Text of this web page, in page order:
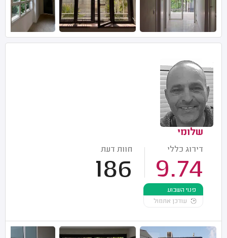
שלומי
דירוג כללי
9.74
חוות דעת
186
פנוי השבוע
עודכן אתמול